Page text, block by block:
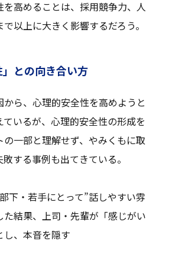
を高めることは、採用競争力、人
以上に大きく影響するだろう。
」との向き合い方
から、心理的安全性を高めようと
いるが、心理的安全性の形成を
一部と理解せず、やみくもに取
する事例も出てきている。
下・若手にとって”話しやすい雰
た結果、上司・先輩が「感じがい
し、本音を隠す